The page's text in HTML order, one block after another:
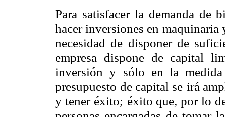
Para satisfacer la demanda de
hacer inversiones en
necesidad de disponer de
empresa dispone de capital
inversión y sólo en la medida
presupuesto de capital se irá
y tener éxito; éxito que, por lo